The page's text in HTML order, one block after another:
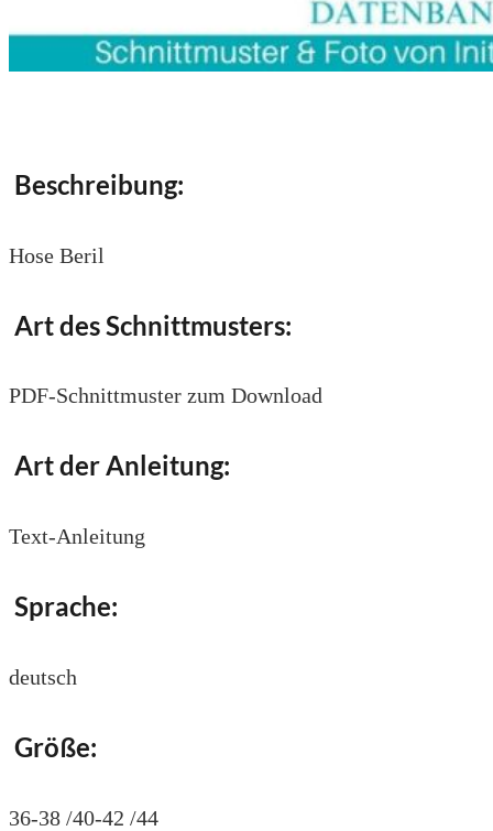
Beschreibung:
Hose Beril
Art des Schnittmusters:
PDF-Schnittmuster zum Download
Art der Anleitung:
Text-Anleitung
Sprache:
deutsch
Größe:
36-38 /40-42 /44